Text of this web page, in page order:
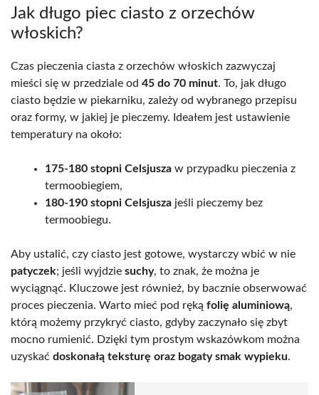
Jak długo piec ciasto z orzechów
włoskich?
Czas pieczenia ciasta z orzechów włoskich zazwyczaj
mieści się w przedziale od 45 do 70 minut. To, jak długo
ciasto będzie w piekarniku, zależy od wybranego przepisu
oraz formy, w jakiej je pieczemy. Ideałem jest ustawienie
temperatury na około:
175-180 stopni Celsjusza w przypadku pieczenia z
termoobiegiem,
180-190 stopni Celsjusza jeśli pieczemy bez
termoobiegu.
Aby ustalić, czy ciasto jest gotowe, wystarczy wbić w nie
patyczek; jeśli wyjdzie suchy, to znak, że można je
wyciągnąć. Kluczowe jest również, by bacznie obserwować
proces pieczenia. Warto mieć pod ręką folię aluminiową,
którą możemy przykryć ciasto, gdyby zaczynało się zbyt
mocno rumienić. Dzięki tym prostym wskazówkom można
uzyskać doskonałą teksturę oraz bogaty smak wypieku.